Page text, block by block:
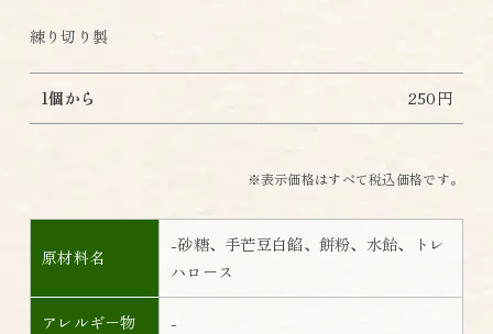
練り切り製
1個から 250円
※表示価格はすべて税込価格です。
原材料名
-砂糖、手芒豆白餡、餅粉、水飴、トレ
ハロース
アレルギー物
-